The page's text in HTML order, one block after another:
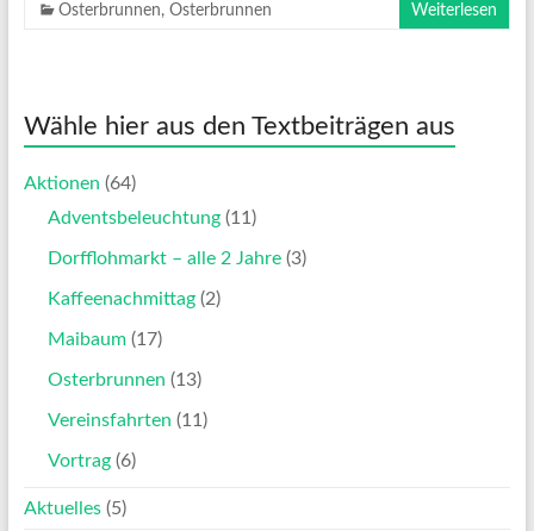
Osterbrunnen, Osterbrunnen Weiterlesen
Wähle hier aus den Textbeiträgen aus
Aktionen (64)
Adventsbeleuchtung(11)
Dorfflohmarkt – alle 2 Jahre(3)
Kaffeenachmittag(2)
Maibaum(17)
Osterbrunnen (13)
Vereinsfahrten (11)
Vortrag(6)
Aktuelles(5)